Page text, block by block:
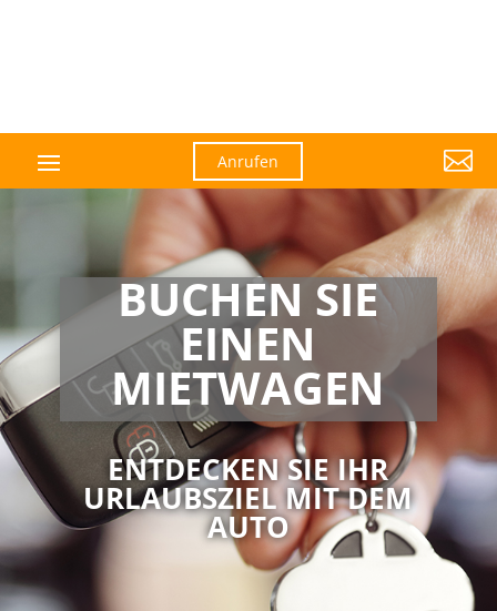
Anrufen 
BUCHEN SIE
EINEN
MIETWAGEN
ENTDECKEN SIE IHR
URLAUBSZIEL MIT DEM
AUTO